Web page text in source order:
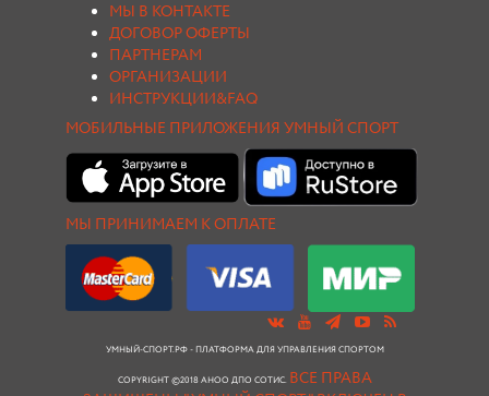
МЫ В КОНТАКТЕ
ДОГОВОР ОФЕРТЫ
ПАРТНЕРАМ
ОРГАНИЗАЦИИ
ИНСТРУКЦИИ&FAQ
МОБИЛЬНЫЕ ПРИЛОЖЕНИЯ УМНЫЙ СПОРТ
МЫ ПРИНИМАЕМ К ОПЛАТЕ
УМНЫЙ-СПОРТ.РФ - ПЛАТФОРМА ДЛЯ УПРАВЛЕНИЯ СПОРТОМ
COPYRIGHT ©2018 АНОО ДПО СОТИС. ВСЕ ПРАВА